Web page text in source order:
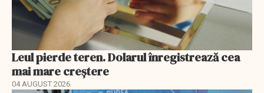
Leul pierde teren. Dolarul înregistrează cea
mai mare creștere
04 AUGUST 2026